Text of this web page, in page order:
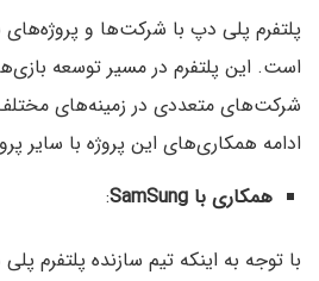
پلتفرم پلی دپ با شرکت‌ها و
است. این پلتفرم در مسیر توسعه
شرکت‌های متعددی در زمینه‌های
ادامه همکاری‌های این پروژه با سایر
همکاری با SamSung
:
با توجه به اینکه تیم سازنده پلتفرم